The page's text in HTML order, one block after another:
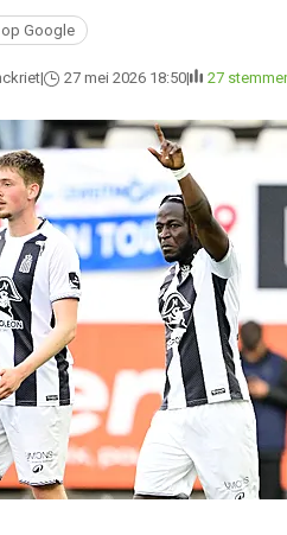
Google
27 mei 2026 18:50 27